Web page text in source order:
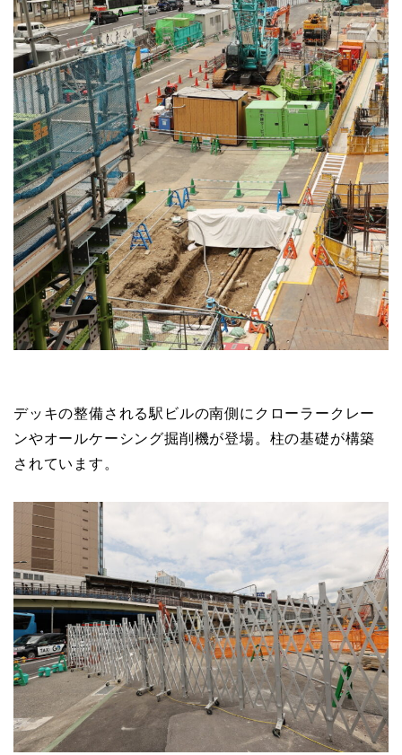
デッキの整備される駅ビルの南側にクローラークレー
ンやオールケーシング掘削機が登場。柱の基礎が構築
されています。